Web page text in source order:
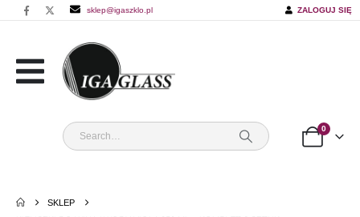
sklep@igaszklo.pl ZALOGUJ SIĘ
0
SKLEP